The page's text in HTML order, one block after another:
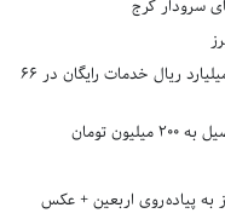
رکوردزنی در عدالت درمانی البرز؛ ارائه ۱۵۳ میلیارد ریال خدمات رایگان در ۶۶
تومان
به پیاده‌روی اربعین + عکس